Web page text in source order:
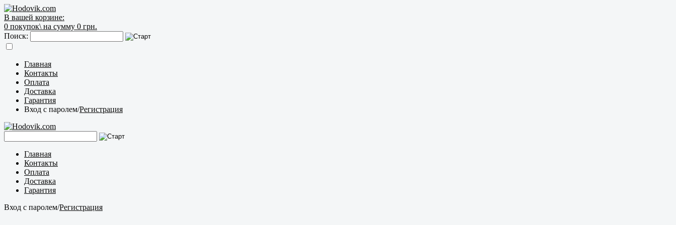
В вашей корзине:
0 покупок\ на сумму 0 грн.
Поиск:
Главная
Контакты
Оплата
Доставка
Гарантия
Вход с паролем/Регистрация
Главная
Контакты
Оплата
Доставка
Гарантия
Вход с паролем/Регистрация